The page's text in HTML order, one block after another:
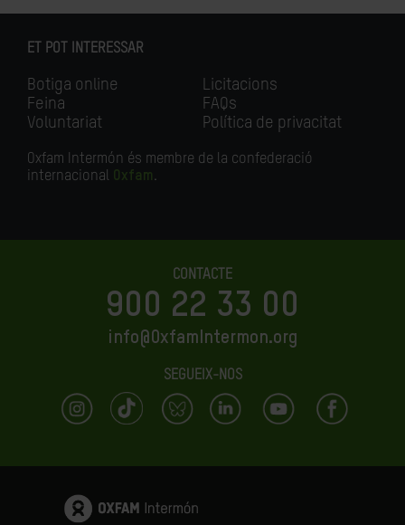
ET POT INTERESSAR
Botiga online
Feina
Voluntariat
Licitacions
FAQs
Política de privacitat
Oxfam Intermón és membre de la confederació
internacional Oxfam.
CONTACTE
900 22 33 00
info@OxfamIntermon.org
SEGUEIX-NOS